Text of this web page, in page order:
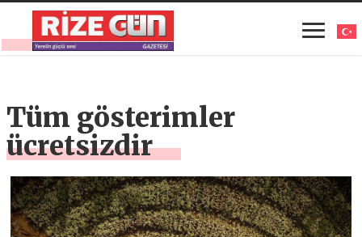
Tüm gösterimler
ücretsizdir